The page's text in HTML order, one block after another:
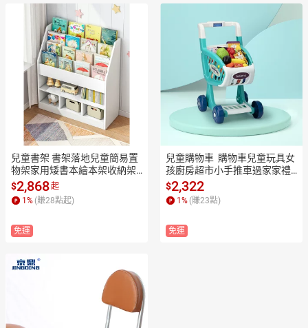
兒童書架 書架落地兒童簡易置
物架家用矮書本繪本架收納架
簡約小學生書櫃【MJ19408
5】
$2,868起
1 % (賺28點起)
免運
兒童購物車  購物車兒童玩具女
孩廚房超市小手推車過家家禮
物2-3歲【MJ191233】
$2,322
1 % (賺23點)
免運